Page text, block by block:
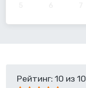
Рейтинг: 10 из 10